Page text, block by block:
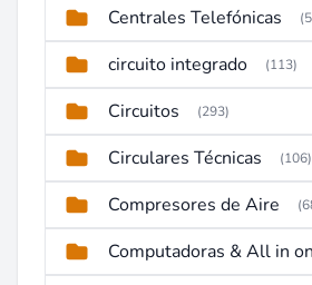
Centrales Telefónicas
circuito integrado (113)
Circuitos (293)
Circulares Técnicas (106)
Compresores de Aire
Computadoras & All in